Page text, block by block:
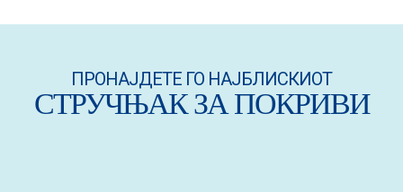
ПРОНАЈДЕТЕ ГО НАЈБЛИСКИОТ
СТРУЧЊАК ЗА ПОКРИВИ